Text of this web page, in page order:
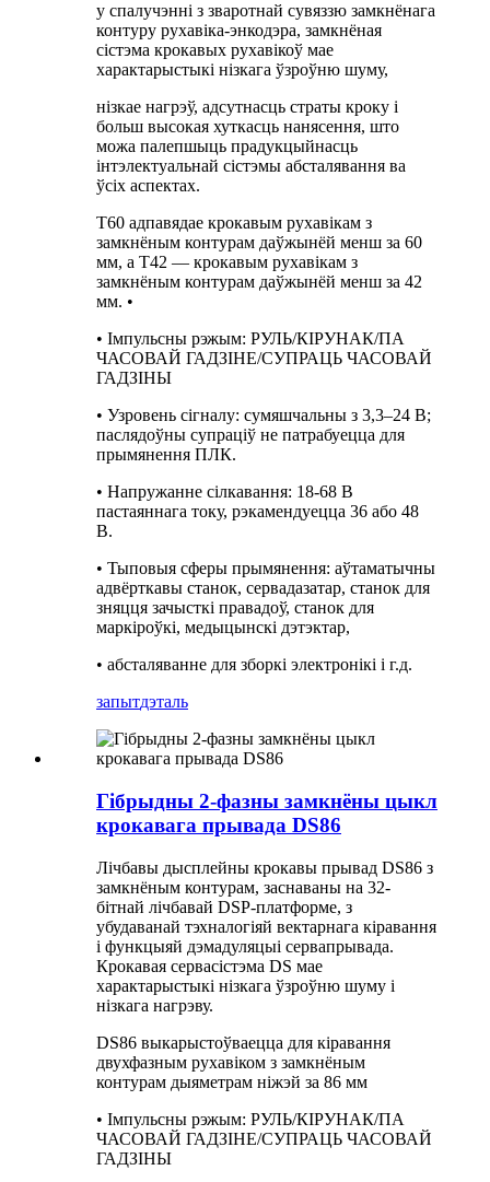
у спалучэнні з зваротнай сувяззю замкнёнага
контуру рухавіка-энкодэра, замкнёная
сістэма крокавых рухавікоў мае
характарыстыкі нізкага ўзроўню шуму,
нізкае нагрэў, адсутнасць страты кроку і
больш высокая хуткасць нанясення, што
можа палепшыць прадукцыйнасць
інтэлектуальнай сістэмы абсталявання ва
ўсіх аспектах.
T60 адпавядае крокавым рухавікам з
замкнёным контурам даўжынёй менш за 60
мм, а T42 — крокавым рухавікам з
замкнёным контурам даўжынёй менш за 42
мм. •
• Імпульсны рэжым: РУЛЬ/КІРУНАК/ПА
ЧАСОВАЙ ГАДЗІНЕ/СУПРАЦЬ ЧАСОВАЙ
ГАДЗІНЫ
• Узровень сігналу: сумяшчальны з 3,3–24 В;
паслядоўны супраціў не патрабуецца для
прымянення ПЛК.
• Напружанне сілкавання: 18-68 В
пастаяннага току, рэкамендуецца 36 або 48
В.
• Тыповыя сферы прымянення: аўтаматычны
адвёрткавы станок, сервадазатар, станок для
зняцця зачысткі правадоў, станок для
маркіроўкі, медыцынскі дэтэктар,
• абсталяванне для зборкі электронікі і г.д.
запытдэталь
Гібрыдны 2-фазны замкнёны цыкл
крокавага прывада DS86
Лічбавы дысплейны крокавы прывад DS86 з
замкнёным контурам, заснаваны на 32-
бітнай лічбавай DSP-платформе, з
убудаванай тэхналогіяй вектарнага кіравання
і функцыяй дэмадуляцыі сервапрывада.
Крокавая сервасістэма DS мае
характарыстыкі нізкага ўзроўню шуму і
нізкага нагрэву.
DS86 выкарыстоўваецца для кіравання
двухфазным рухавіком з замкнёным
контурам дыяметрам ніжэй за 86 мм
• Імпульсны рэжым: РУЛЬ/КІРУНАК/ПА
ЧАСОВАЙ ГАДЗІНЕ/СУПРАЦЬ ЧАСОВАЙ
ГАДЗІНЫ